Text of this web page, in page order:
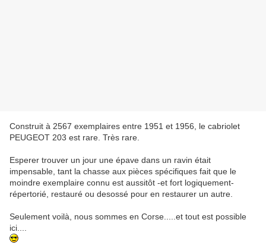
Construit à 2567 exemplaires entre 1951 et 1956, le cabriolet
PEUGEOT 203 est rare. Très rare.
Esperer trouver un jour une épave dans un ravin était
impensable, tant la chasse aux pièces spécifiques fait que le
moindre exemplaire connu est aussitôt -et fort logiquement-
répertorié, restauré ou desossé pour en restaurer un autre.
Seulement voilà, nous sommes en Corse.....et tout est possible
ici....